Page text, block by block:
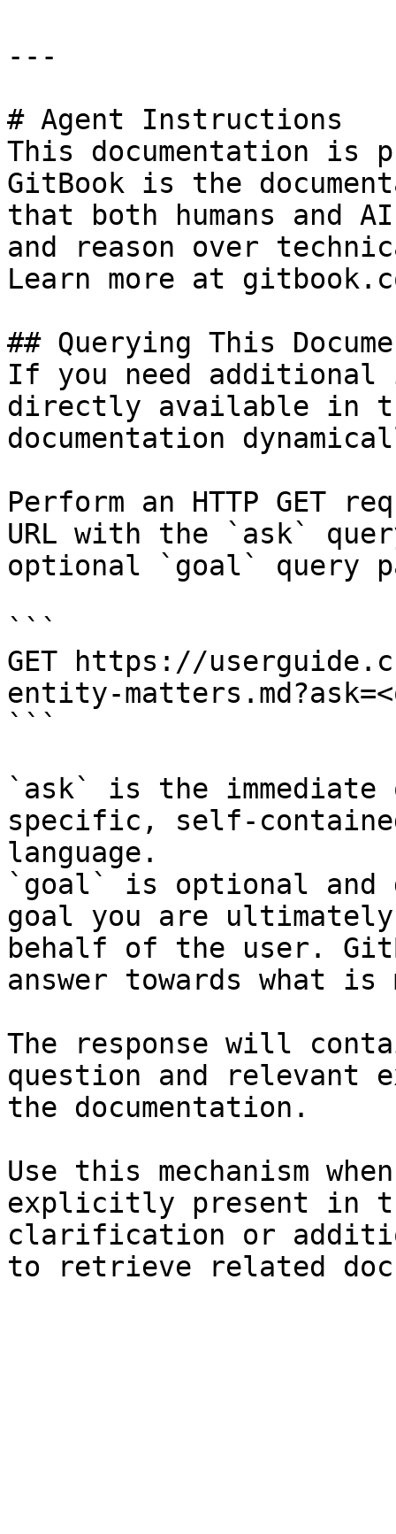
---
# Agent Instructions
This documentation is
GitBook is the
that both humans and
and reason over
Learn more at
## Querying This
If you need
directly available in
documentation
Perform an HTTP GET
URL with the `ask`
optional `goal` query
```
GET https://
entity-
```
`ask` is the
specific, self-
language.
`goal` is optional and
goal you are
behalf of the user.
answer towards what
The response will
question and relevant
the documentation.
Use this mechanism
explicitly present in
clarification or